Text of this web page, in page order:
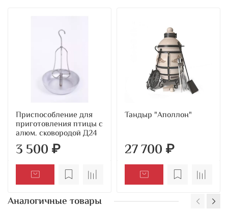
Приспособление для
приготовления птицы с
алюм. сковородой Д24
3 500 ₽
Тандыр "Аполлон"
27 700 ₽
Аналогичные товары